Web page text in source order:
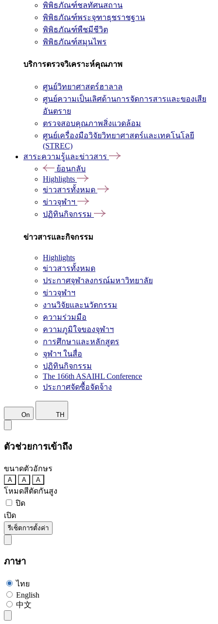
พิพิธภัณฑ์ชลทัศนสถาน
พิพิธภัณฑ์พระจุฑาธุชราชฐาน
พิพิธภัณฑ์พืชมีชีวิต
พิพิธภัณฑ์สมุนไพร
บริการตรวจวิเคราะห์คุณภาพ
ศูนย์วิทยาศาสตร์ฮาลาล
ศูนย์ความเป็นเลิศด้านการจัดการสารและของเสีย
อันตราย
ตรวจสอบคุณภาพสิ่งแวดล้อม
ศูนย์เครื่องมือวิจัยวิทยาศาสตร์และเทคโนโลยี
(STREC)
สาระความรู้และข่าวสาร
ย้อนกลับ
Highlights
ข่าวสารทั้งหมด
ข่าวจุฬาฯ
ปฏิทินกิจกรรม
ข่าวสารและกิจกรรม
Highlights
ข่าวสารทั้งหมด
ประกาศจุฬาลงกรณ์มหาวิทยาลัย
ข่าวจุฬาฯ
งานวิจัยและนวัตกรรม
ความร่วมมือ
ความภูมิใจของจุฬาฯ
การศึกษาและหลักสูตร
จุฬาฯ ในสื่อ
ปฏิทินกิจกรรม
The 166th ASAIHL Conference
ประกาศจัดซื้อจัดจ้าง
On TH
ตัวช่วยการเข้าถึง
ขนาดตัวอักษร
A A A
โหมดสีตัดกันสูง
ปิด
เปิด
รีเซ็ตการตั้งค่า
ภาษา
ไทย
English
中文